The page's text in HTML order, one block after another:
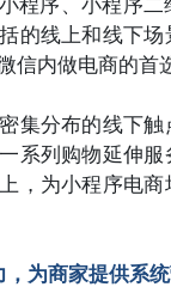
程序、小程序二
的线上和线下场
信内做电商的首
集分布的线下
系列购物延伸
，为小程序电
，为商家提供系